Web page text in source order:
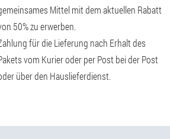
Mittel mit dem aktuellen Rabatt
50% zu erwerben.
für die Lieferung nach Erhalt des
vom Kurier oder per Post bei der Post
über den Hauslieferdienst.